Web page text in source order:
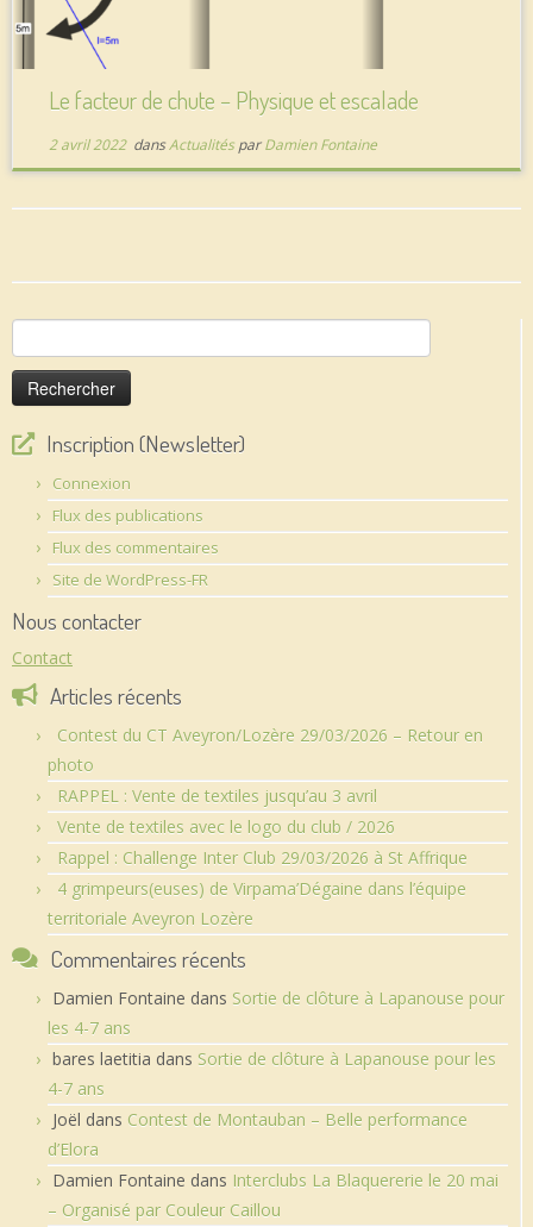
Le facteur de chute – Physique et escalade
2 avril 2022dansActualités parDamien Fontaine
Rechercher :
Inscription (Newsletter)
Connexion
Flux des publications
Flux des commentaires
Site de WordPress-FR
Nous contacter
Contact
Articles récents
Contest du CT Aveyron/Lozère 29/03/2026 – Retour en
photo
RAPPEL : Vente de textiles jusqu’au 3 avril
Vente de textiles avec le logo du club / 2026
Rappel : Challenge Inter Club 29/03/2026 à St Affrique
4 grimpeurs(euses) de Virpama’Dégaine dans l’équipe
territoriale Aveyron Lozère
Commentaires récents
Damien Fontaine dans Sortie de clôture à Lapanouse pour
les 4-7 ans
bares laetitia dans Sortie de clôture à Lapanouse pour les
4-7 ans
Joël dans Contest de Montauban – Belle performance
d’Elora
Damien Fontaine dans Interclubs La Blaquererie le 20 mai
– Organisé par Couleur Caillou